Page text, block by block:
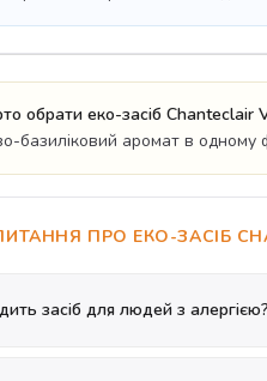
обрати еко-засіб Chanteclair
базиліковий аромат в одному
ПРО ЕКО-ЗАСІБ
засіб для людей з алергією?